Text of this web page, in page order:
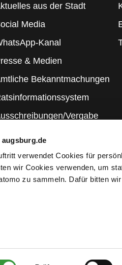
verwendet Cookies für
wir Cookies verwenden, um
zu sammeln. Dafür bitten
aus der Stadt
Media
Kanal
& Medien
Bekanntmachungen
Vergabe
|Elektronische Kommunikation